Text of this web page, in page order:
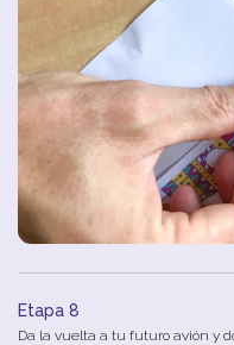
Etapa 8
Da la vuelta a tu futuro avión y